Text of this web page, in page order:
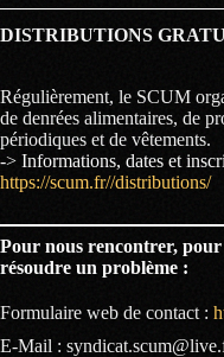
DISTRIBUTIONS
Régulièrement, le SCUM
de denrées alimentaires, de
périodiques et de vêtements.
-> Informations, dates et
https://scum.fr//distributions/
Pour nous rencontrer, pour
résoudre un problème :
Formulaire web de contact :
E-Mail :